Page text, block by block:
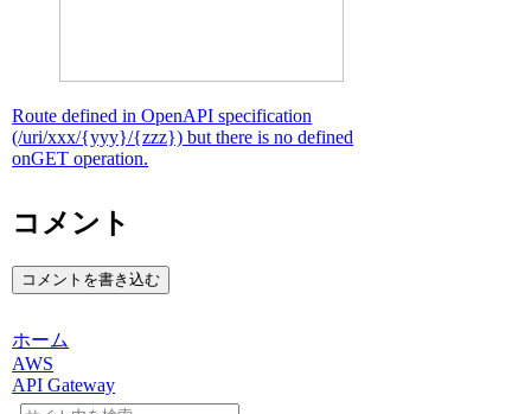
Route defined in OpenAPI specification
(/uri/xxx/{yyy}/{zzz}) but there is no defined
onGET operation.
コメント
コメントを書き込む
ホーム
AWS
API Gateway